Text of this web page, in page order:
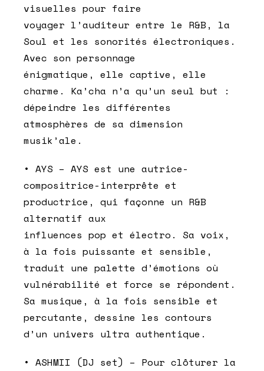
visuelles pour faire
voyager l’auditeur entre le R&B, la
Soul et les sonorités électroniques.
Avec son personnage
énigmatique, elle captive, elle
charme. Ka’cha n’a qu’un seul but :
dépeindre les différentes
atmosphères de sa dimension
musik’ale.
• AYS – AYS est une autrice-
compositrice-interprête et
productrice, qui façonne un R&B
alternatif aux
influences pop et électro. Sa voix,
à la fois puissante et sensible,
traduit une palette d’émotions où
vulnérabilité et force se répondent.
Sa musique, à la fois sensible et
percutante, dessine les contours
d’un univers ultra authentique.
• ASHMII (DJ set) – Pour clôturer la